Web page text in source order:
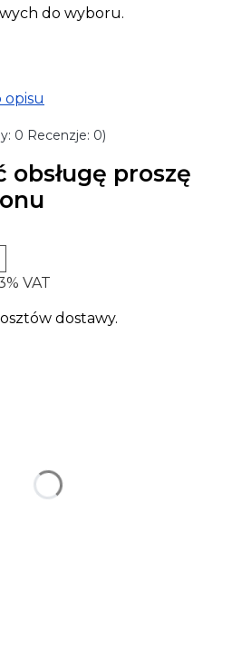
do wyboru.
opisu
0 Recenzje: 0)
obsługę proszę
VAT
VAT
dostawy.